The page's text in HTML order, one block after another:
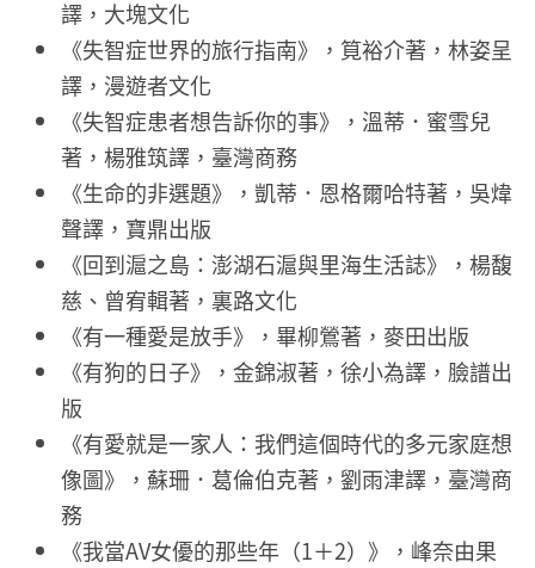
譯，大塊文化
《失智症世界的旅行指南》，筧裕介著，林姿呈
譯，漫遊者文化
《失智症患者想告訴你的事》，溫蒂．蜜雪兒
著，楊雅筑譯，臺灣商務
《生命的非選題》，凱蒂．恩格爾哈特著，吳煒
聲譯，寶鼎出版
《回到滬之島：澎湖石滬與里海生活誌》，楊馥
慈、曾宥輯著，裏路文化
《有一種愛是放手》，畢柳鶯著，麥田出版
《有狗的日子》，金錦淑著，徐小為譯，臉譜出
版
《有愛就是一家人：我們這個時代的多元家庭想
像圖》，蘇珊．葛倫伯克著，劉雨津譯，臺灣商
務
《我當AV女優的那些年（1＋2）》，峰奈由果